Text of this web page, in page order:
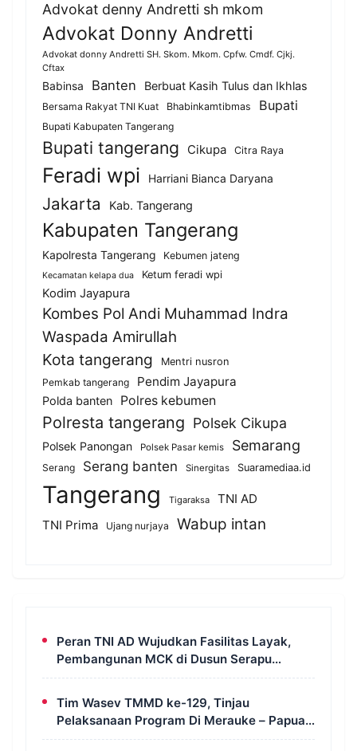
Advokat denny Andretti sh mkom
Advokat Donny Andretti
Advokat donny Andretti SH. Skom. Mkom. Cpfw. Cmdf. Cjkj.
Cftax
Babinsa Banten Berbuat Kasih Tulus dan Ikhlas
Bersama Rakyat TNI Kuat Bhabinkamtibmas Bupati
Bupati Kabupaten Tangerang
Bupati tangerang Cikupa Citra Raya
Feradi wpi Harriani Bianca Daryana
Jakarta Kab. Tangerang
Kabupaten Tangerang
Kapolresta Tangerang Kebumen jateng
Kecamatan kelapa dua Ketum feradi wpi
Kodim Jayapura
Kombes Pol Andi Muhammad Indra
Waspada Amirullah
Kota tangerang
Mentri nusron
Pemkab tangerang
Pendim Jayapura
Polda banten Polres kebumen
Polresta tangerang Polsek Cikupa
Polsek Panongan Polsek Pasar kemis Semarang
Serang Serang banten Sinergitas Suaramediaa.id
Tangerang Tigaraksa
TNI AD
TNI Prima
Ujang nurjaya Wabup intan
Peran TNI AD Wujudkan Fasilitas Layak,
Pembangunan MCK di Dusun Serapu
Rampung Dikerjakan
Tim Wasev TMMD ke-129, Tinjau
Pelaksanaan Program Di Merauke – Papua
Selatan